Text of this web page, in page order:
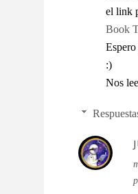
el link
Book
:)
Nos